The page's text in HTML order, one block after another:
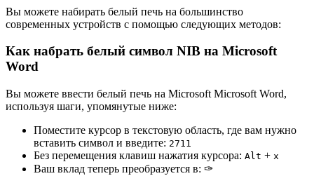
Вы можете набирать белый печь на большинство
современных устройств с помощью следующих методов:
Как набрать белый символ NIB на Microsoft
Word
Вы можете ввести белый печь на Microsoft Microsoft Word,
используя шаги, упомянутые ниже:
Поместите курсор в текстовую область, где вам нужно
вставить символ и введите: 2711
Без перемещения клавиш нажатия курсора: Alt + x
Ваш вклад теперь преобразуется в: ✑